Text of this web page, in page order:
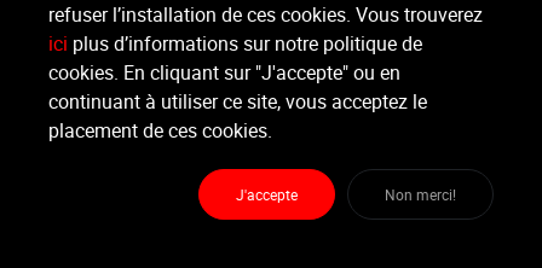
Moniteur
Floriane Kozub
Lieu : École St-Servais (hall omnisports)
Rue Lambert le Bègue 44 - 4000 Liège
refuser l’installation de ces cookies. Vous trouverez
ici plus d’informations sur notre politique de
cookies. En cliquant sur "J'accepte" ou en
continuant à utiliser ce site, vous acceptez le
placement de ces cookies.
J'accepte Non merci!